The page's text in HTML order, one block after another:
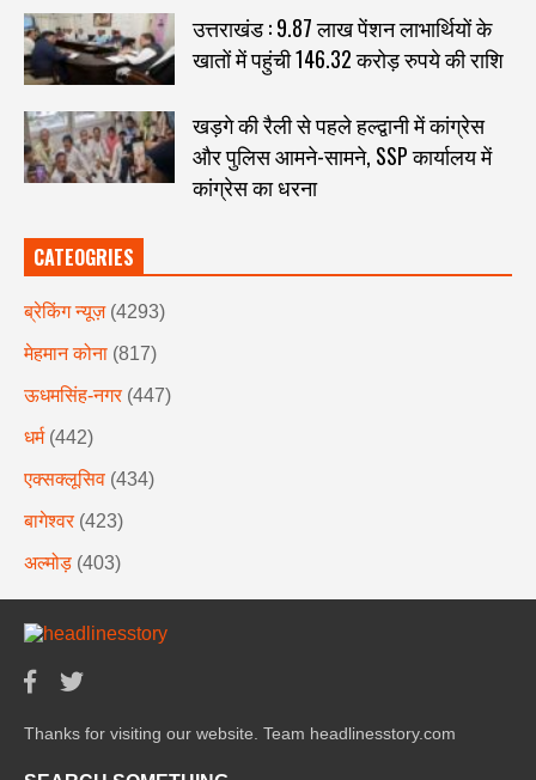
उत्तराखंड : 9.87 लाख पेंशन लाभार्थियों के
खातों में पहुंची 146.32 करोड़ रुपये की राशि
खड़गे की रैली से पहले हल्द्वानी में कांग्रेस
और पुलिस आमने-सामने, SSP कार्यालय में
कांग्रेस का धरना
CATEOGRIES
ब्रेकिंग न्यूज़ (4293)
मेहमान कोना (817)
ऊधमसिंह-नगर (447)
धर्म (442)
एक्सक्लूसिव (434)
बागेश्वर (423)
अल्मोड़ (403)
Thanks for visiting our website. Team headlinesstory.com